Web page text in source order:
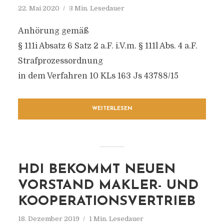
22. Mai 2020 3 Min. Lesedauer
Anhörung gemäß
§ 111i Absatz 6 Satz 2 a.F. i.V.m. § 111l Abs. 4 a.F.
Strafprozessordnung
in dem Verfahren 10 KLs 163 Js 43788/15
WEITERLESEN
HDI BEKOMMT NEUEN
VORSTAND MAKLER- UND
KOOPERATIONSVERTRIEB
18. Dezember 2019 1 Min. Lesedauer